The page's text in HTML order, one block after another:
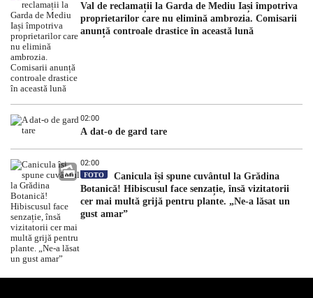
Val de reclamații la Garda de Mediu Iași împotriva
proprietarilor care nu elimină ambrozia. Comisarii
anunță controale drastice în această lună
02:00
A dat-o de gard tare
02:00
FOTO
Canicula își spune cuvântul la Grădina
Botanică! Hibiscusul face senzație, însă vizitatorii
cer mai multă grijă pentru plante. „Ne-a lăsat un
gust amar”